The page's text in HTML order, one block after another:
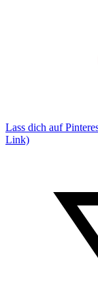
Lass dich auf
Link)